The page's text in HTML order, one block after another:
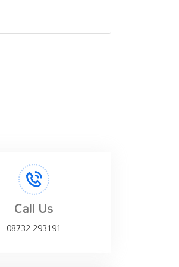
Call Us
08732 293191